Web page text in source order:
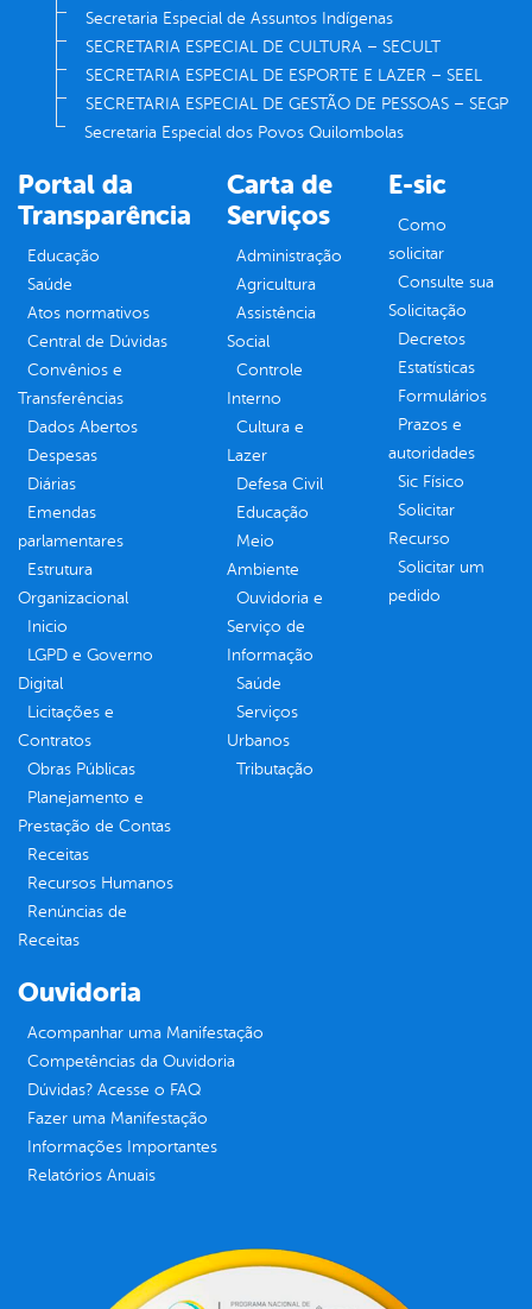
Secretaria Especial de Assuntos Indígenas
SECRETARIA ESPECIAL DE CULTURA – SECULT
SECRETARIA ESPECIAL DE ESPORTE E LAZER – SEEL
SECRETARIA ESPECIAL DE GESTÃO DE PESSOAS – SEGP
Secretaria Especial dos Povos Quilombolas
Portal da
Transparência
Educação
Saúde
Atos normativos
Central de Dúvidas
Convênios e
Transferências
Dados Abertos
Despesas
Diárias
Emendas
parlamentares
Estrutura
Organizacional
Inicio
LGPD e Governo
Digital
Licitações e
Contratos
Obras Públicas
Planejamento e
Prestação de Contas
Receitas
Recursos Humanos
Renúncias de
Receitas
Carta de
Serviços
Administração
Agricultura
Assistência
Social
Controle
Interno
Cultura e
Lazer
Defesa Civil
Educação
Meio
Ambiente
Ouvidoria e
Serviço de
Informação
Saúde
Serviços
Urbanos
Tributação
E-sic
Como
solicitar
Consulte sua
Solicitação
Decretos
Estatísticas
Formulários
Prazos e
autoridades
Sic Físico
Solicitar
Recurso
Solicitar um
pedido
Ouvidoria
Acompanhar uma Manifestação
Competências da Ouvidoria
Dúvidas? Acesse o FAQ
Fazer uma Manifestação
Informações Importantes
Relatórios Anuais